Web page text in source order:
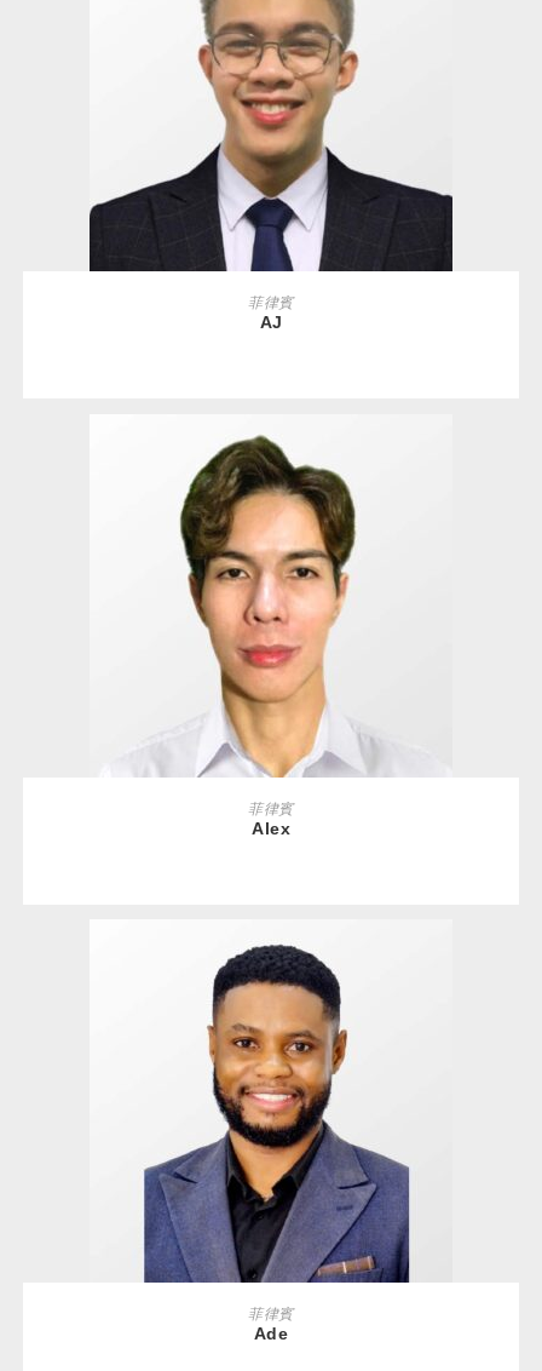
READ MORE
菲律賓
AJ
READ MORE
菲律賓
Alex
READ MORE
菲律賓
Ade